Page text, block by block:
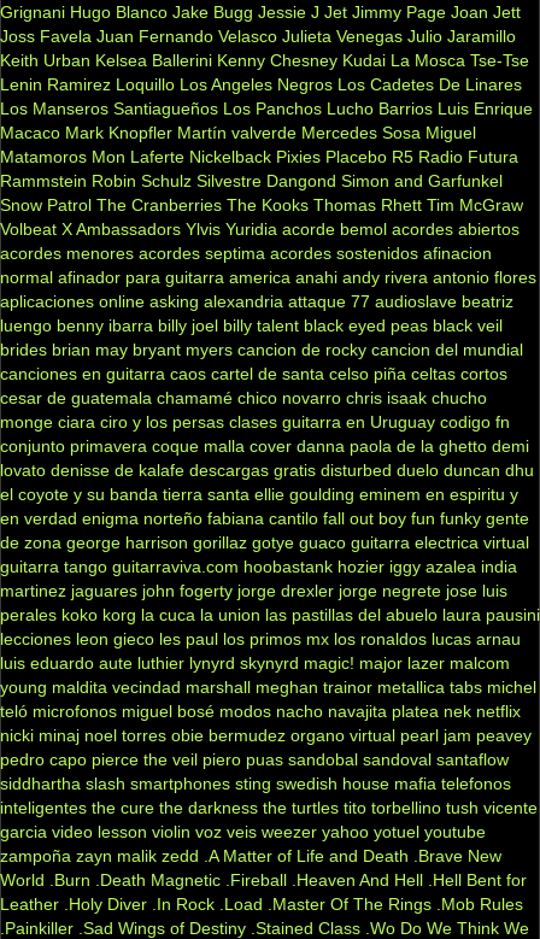
Grignani Hugo Blanco Jake Bugg Jessie J Jet Jimmy Page Joan Jett
Joss Favela Juan Fernando Velasco Julieta Venegas Julio Jaramillo
Keith Urban Kelsea Ballerini Kenny Chesney Kudai La Mosca Tse-Tse
Lenin Ramirez Loquillo Los Angeles Negros Los Cadetes De Linares
Los Manseros Santiagueños Los Panchos Lucho Barrios Luis Enrique
Macaco Mark Knopfler Martín valverde Mercedes Sosa Miguel
Matamoros Mon Laferte Nickelback Pixies Placebo R5 Radio Futura
Rammstein Robin Schulz Silvestre Dangond Simon and Garfunkel
Snow Patrol The Cranberries The Kooks Thomas Rhett Tim McGraw
Volbeat X Ambassadors Ylvis Yuridia acorde bemol acordes abiertos
acordes menores acordes septima acordes sostenidos afinacion
normal afinador para guitarra america anahi andy rivera antonio flores
aplicaciones online asking alexandria attaque 77 audioslave beatriz
luengo benny ibarra billy joel billy talent black eyed peas black veil
brides brian may bryant myers cancion de rocky cancion del mundial
canciones en guitarra caos cartel de santa celso piña celtas cortos
cesar de guatemala chamamé chico novarro chris isaak chucho
monge ciara ciro y los persas clases guitarra en Uruguay codigo fn
conjunto primavera coque malla cover danna paola de la ghetto demi
lovato denisse de kalafe descargas gratis disturbed duelo duncan dhu
el coyote y su banda tierra santa ellie goulding eminem en espiritu y
en verdad enigma norteño fabiana cantilo fall out boy fun funky gente
de zona george harrison gorillaz gotye guaco guitarra electrica virtual
guitarra tango guitarraviva.com hoobastank hozier iggy azalea india
martinez jaguares john fogerty jorge drexler jorge negrete jose luis
perales koko korg la cuca la union las pastillas del abuelo laura pausini
lecciones leon gieco les paul los primos mx los ronaldos lucas arnau
luis eduardo aute luthier lynyrd skynyrd magic! major lazer malcom
young maldita vecindad marshall meghan trainor metallica tabs michel
teló microfonos miguel bosé modos nacho navajita platea nek netflix
nicki minaj noel torres obie bermudez organo virtual pearl jam peavey
pedro capo pierce the veil piero puas sandobal sandoval santaflow
siddhartha slash smartphones sting swedish house mafia telefonos
inteligentes the cure the darkness the turtles tito torbellino tush vicente
garcia video lesson violin voz veis weezer yahoo yotuel youtube
zampoña zayn malik zedd .A Matter of Life and Death
.Brave New
World
.Burn .Death Magnetic .Fireball .Heaven And Hell .Hell Bent for
Leather .Holy Diver .In Rock .Load .Master Of The Rings .Mob Rules
.Painkiller .Sad Wings of Destiny .Stained Class .Wo Do We Think We